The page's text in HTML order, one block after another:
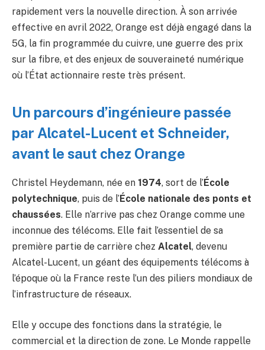
rapidement vers la nouvelle direction. À son arrivée
effective en avril 2022, Orange est déjà engagé dans la
5G, la fin programmée du cuivre, une guerre des prix
sur la fibre, et des enjeux de souveraineté numérique
où l’État actionnaire reste très présent.
Un parcours d’ingénieure passée
par Alcatel-Lucent et Schneider,
avant le saut chez Orange
Christel Heydemann, née en 1974, sort de l’École
polytechnique, puis de l’École nationale des ponts et
chaussées. Elle n’arrive pas chez Orange comme une
inconnue des télécoms. Elle fait l’essentiel de sa
première partie de carrière chez Alcatel, devenu
Alcatel-Lucent, un géant des équipements télécoms à
l’époque où la France reste l’un des piliers mondiaux de
l’infrastructure de réseaux.
Elle y occupe des fonctions dans la stratégie, le
commercial et la direction de zone. Le Monde rappelle